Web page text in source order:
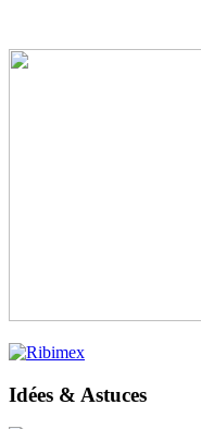
Idées & Astuces